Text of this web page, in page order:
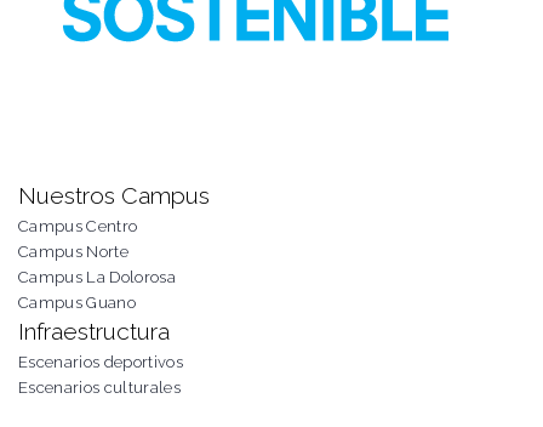
Nuestros Campus
Campus Centro
Campus Norte
Campus La Dolorosa
Campus Guano
Infraestructura
Escenarios deportivos
Escenarios culturales